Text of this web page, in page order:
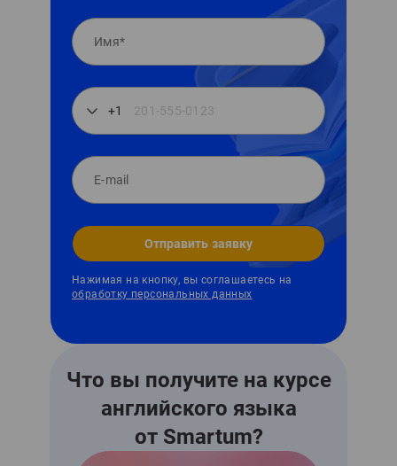
+1
Отправить заявку
Нажимая на кнопку, вы соглашаетесь на
обработку персональных данных
Что вы получите на курсе
английского языка
от Smartum?